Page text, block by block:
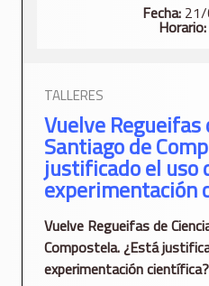
Fecha:21/
Horario:
TALLERES
Vuelve Regueifas
Santiago de
justificado el uso
experimentación
Vuelve Regueifas de
Compostela. ¿Está
experimentación científica?